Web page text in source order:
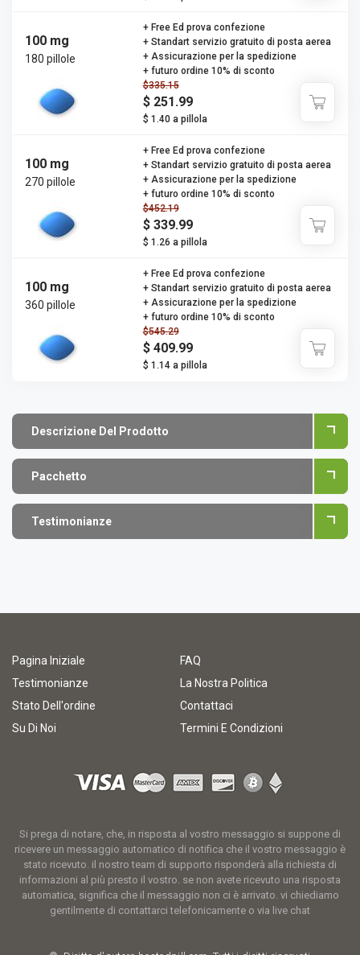
100 mg
180 pillole
$335.15
$ 251.99
$ 1.40 a pillola
+ Free Ed prova confezione
+ Standart servizio gratuito di posta aerea
+ Assicurazione per la spedizione
+ futuro ordine 10% di sconto
100 mg
270 pillole
$452.19
$ 339.99
$ 1.26 a pillola
+ Free Ed prova confezione
+ Standart servizio gratuito di posta aerea
+ Assicurazione per la spedizione
+ futuro ordine 10% di sconto
100 mg
360 pillole
$545.29
$ 409.99
$ 1.14 a pillola
+ Free Ed prova confezione
+ Standart servizio gratuito di posta aerea
+ Assicurazione per la spedizione
+ futuro ordine 10% di sconto
Descrizione Del Prodotto
Pacchetto
Testimonianze
Pagina Iniziale
FAQ
Testimonianze
La Nostra Politica
Stato Dell'ordine
Contattaci
Su Di Noi
Termini E Condizioni
Si prega di notare, che, in risposta al vostro messaggio si suppone di
ricevere un messaggio automatico di notifica che il vostro messaggio è
stato ricevuto. il nostro team di supporto risponderà alla richiesta di
informazioni al più presto il vostro. se non avete ricevuto una risposta
automatica, significa che il messaggio non ci è arrivato. vi chiediamo
gentilmente di contattarci telefonicamente o via live chat